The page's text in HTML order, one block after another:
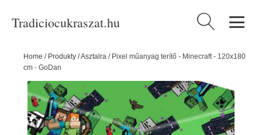
Tradiciocukraszat.hu Keresés:
Home / Produkty /Asztalra / Pixel műanyag terítő - Minecraft - 120x180
cm - GoDan